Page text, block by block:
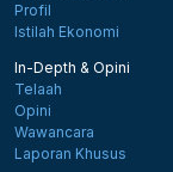
Profil
Istilah Ekonomi
In-Depth & Opini
Telaah
Opini
Wawancara
Laporan Khusus